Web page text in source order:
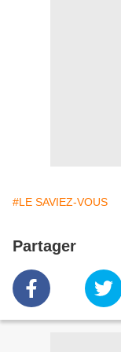
#LE SAVIEZ-VOUS
Partager